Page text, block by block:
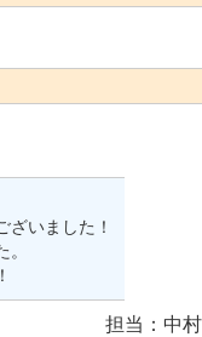
ざいました！
担当：中村